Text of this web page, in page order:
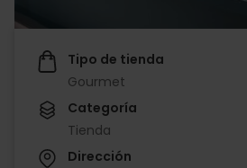
Tipo de tienda
Gourmet
Categoría
Tienda
Dirección